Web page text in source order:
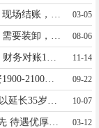
03-05
08-06
11-14
兴达北路物业公司招聘保安上12休24工资1900-2100元，有意者联系杨经理13932901268 09-22
10-07
招聘危险品司机5名有危险品资格证者优先 待遇优厚 工资面议 地址旭阳煤化工园区 有意愿者联系周老板13229894111 03-12